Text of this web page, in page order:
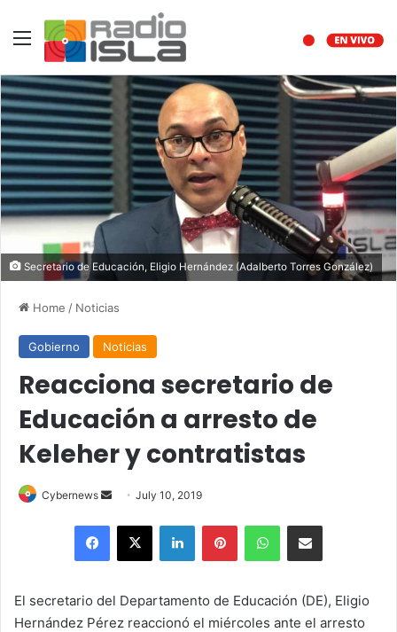
Menu
Secretario de Educación, Eligio Hernández (Adalberto Torres González)
Home / Noticias
Gobierno Noticias
Reacciona secretario de
Educación a arresto de
Keleher y contratistas
Cybernews
Send
email
July 10, 2019
Facebook
X LinkedInPinterestWhatsAppShare via Email
El secretario del Departamento de Educación (DE), Eligio
Hernández Pérez reaccionó el miércoles ante el arresto